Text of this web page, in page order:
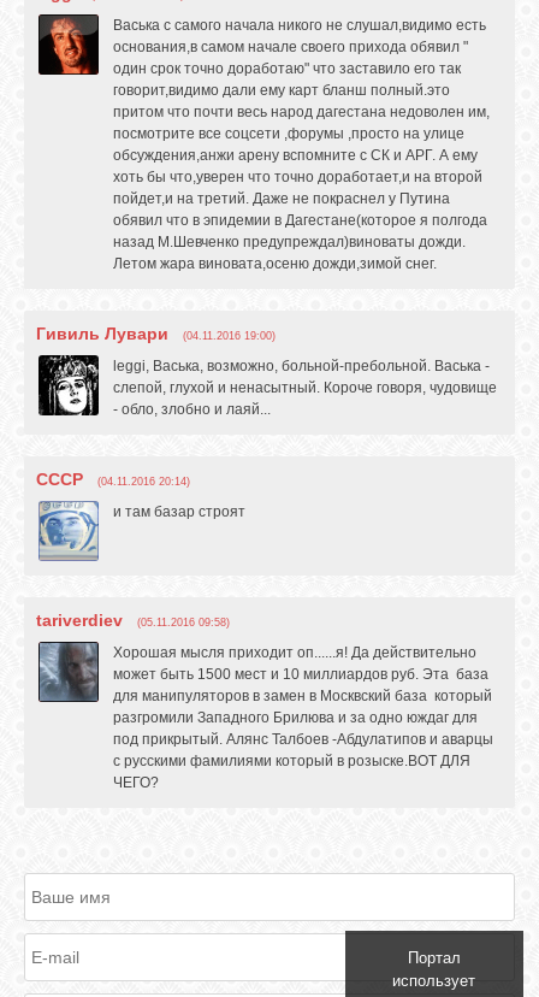
Васька с самого начала никого не слушал,видимо есть
основания,в самом начале своего прихода обявил "
один срок точно доработаю" что заставило его так
говорит,видимо дали ему карт бланш полный.это
притом что почти весь народ дагестана недоволен им,
посмотрите все соцсети ,форумы ,просто на улице
обсуждения,анжи арену вспомните с СК и АРГ. А ему
хоть бы что,уверен что точно доработает,и на второй
пойдет,и на третий. Даже не покраснел у Путина
обявил что в эпидемии в Дагестане(которое я полгода
назад М.Шевченко предупреждал)виноваты дожди.
Летом жара виновата,осеню дожди,зимой снег.
Гивиль Лувари (04.11.2016 19:00)
leggi, Васька, возможно, больной-пребольной. Васька -
слепой, глухой и ненасытный. Короче говоря, чудовище
- обло, злобно и лаяй...
СССР (04.11.2016 20:14)
и там базар строят
tariverdiev (05.11.2016 09:58)
Хорошая мысля приходит оп......я! Да действительно
может быть 1500 мест и 10 миллиардов руб. Эта база
для манипуляторов в замен в Москвский база который
разгромили Западного Брилюва и за одно юждаг для
под прикрытый. Алянс Талбоев -Абдулатипов и аварцы
с русскими фамилиями который в розыске.ВОТ ДЛЯ
ЧЕГО?
Портал
использует